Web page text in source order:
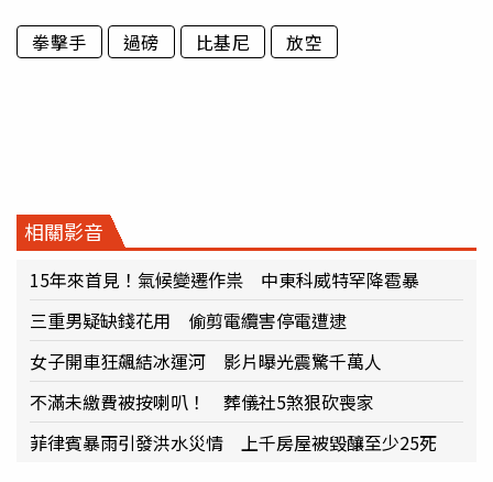
拳擊手 過磅 比基尼 放空
相關影音
15年來首見！氣候變遷作祟 中東科威特罕降雹暴
三重男疑缺錢花用 偷剪電纜害停電遭逮
女子開車狂飆結冰運河 影片曝光震驚千萬人
不滿未繳費被按喇叭！ 葬儀社5煞狠砍喪家
菲律賓暴雨引發洪水災情 上千房屋被毀釀至少25死